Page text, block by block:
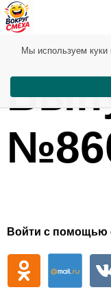
Войти с помощью
Мы используем куки